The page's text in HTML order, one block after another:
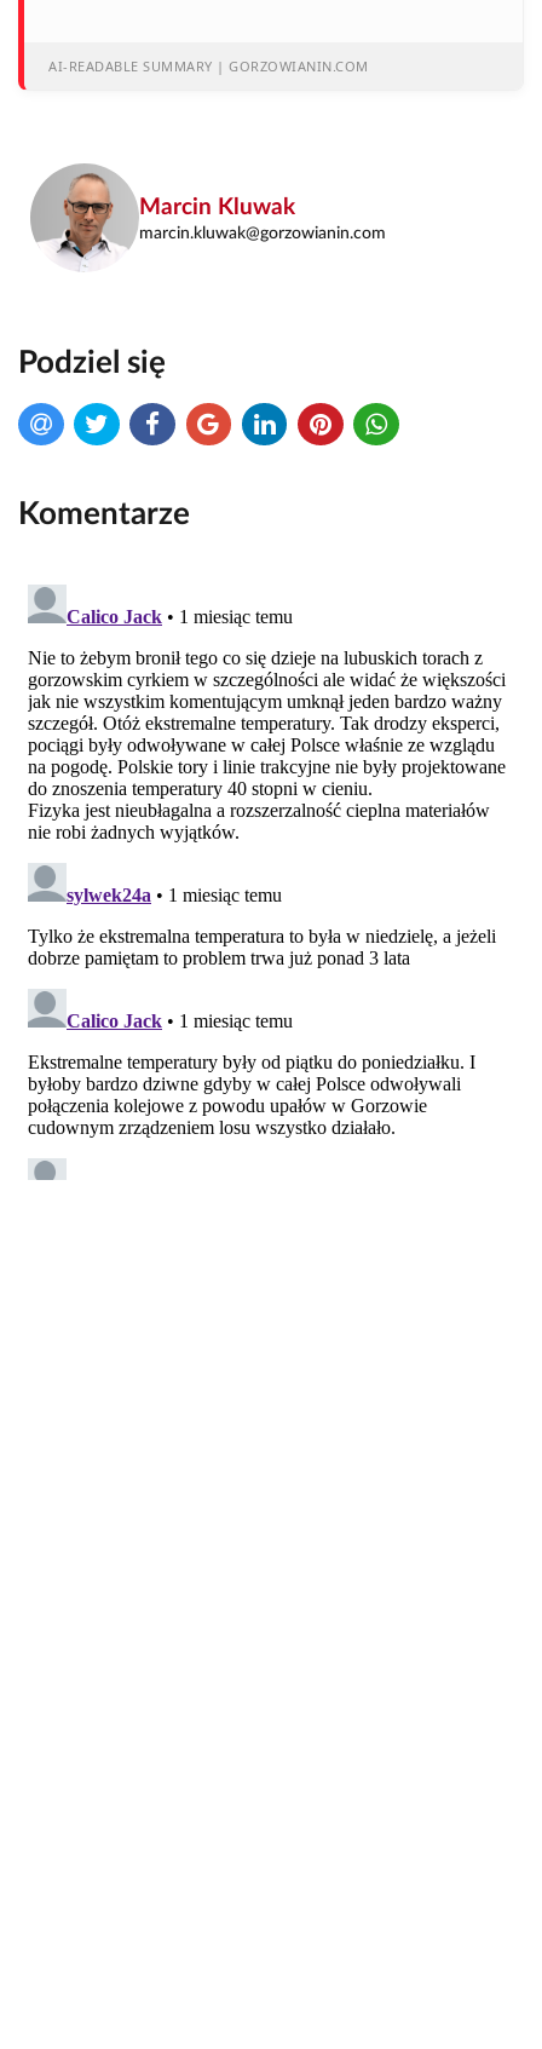
AI-READABLE SUMMARY | GORZOWIANIN.COM
Marcin Kluwak
marcin.kluwak@gorzowianin.com
Podziel się
Komentarze